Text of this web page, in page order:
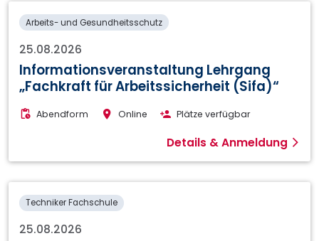
Arbeits- und Gesundheitsschutz
25.08.2026
Informationsveranstaltung Lehrgang
„Fachkraft für Arbeitssicherheit (Sifa)“
Abendform Online Plätze verfügbar
Details & Anmeldung
Techniker Fachschule
25.08.2026